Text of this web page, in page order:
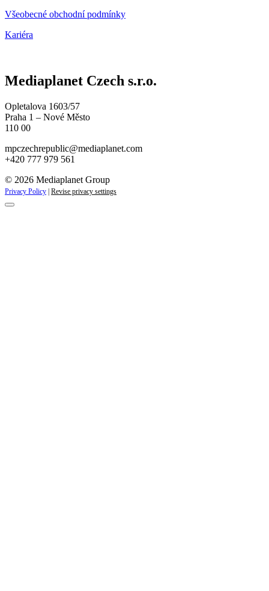
Všeobecné obchodní podmínky
Kariéra
Mediaplanet Czech s.r.o.
Opletalova 1603/57
Praha 1 – Nové Město
110 00
mpczechrepublic@mediaplanet.com
+420 777 979 561
© 2026 Mediaplanet Group
Privacy Policy Revise privacy settings